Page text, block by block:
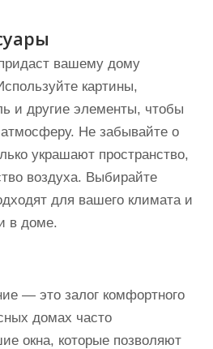
вашему дому
картины,
и другие элементы, чтобы
Не забывайте о
украшают пространство,
воздуха. Выбирайте
для вашего климата и
в доме.
— это залог комфортного
домах часто
окна, которые позволяют